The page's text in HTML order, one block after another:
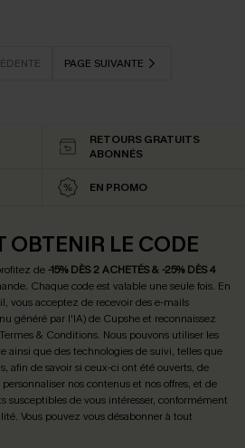
PAGE SUIVANTE
RETOURS GRATUITS
ABONNÉS
EN PROMO
OBTENIR LE CODE
de -15% DÈS 2 ACHETÉS & -25% DÈS 4
Chaque code est valable une seule fois. En
vous acceptez de recevoir des e-mails
généré par l'IA) de Cupshe et reconnaissez
Termes & Conditions. Nous pouvons utiliser les
ainsi que des technologies de suivi, telles que
afin de savoir si ceux-ci ont été ouverts, de
nos contenus et nos offres, et de
susceptibles de vous intéresser, conformément
. Vous pouvez vous désabonner à tout